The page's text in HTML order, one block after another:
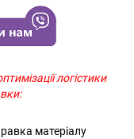
логістики
матеріалу